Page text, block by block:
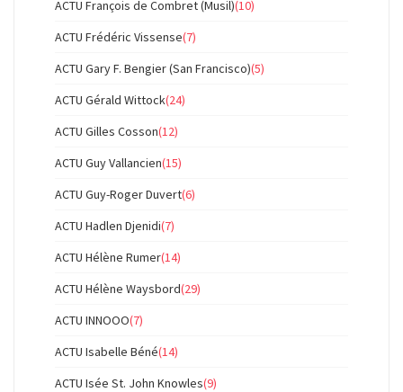
ACTU François de Combret (Musil)(10)
ACTU Frédéric Vissense(7)
ACTU Gary F. Bengier (San Francisco)(5)
ACTU Gérald Wittock(24)
ACTU Gilles Cosson(12)
ACTU Guy Vallancien(15)
ACTU Guy-Roger Duvert(6)
ACTU Hadlen Djenidi(7)
ACTU Hélène Rumer(14)
ACTU Hélène Waysbord(29)
ACTU INNOOO(7)
ACTU Isabelle Béné(14)
ACTU Isée St. John Knowles(9)